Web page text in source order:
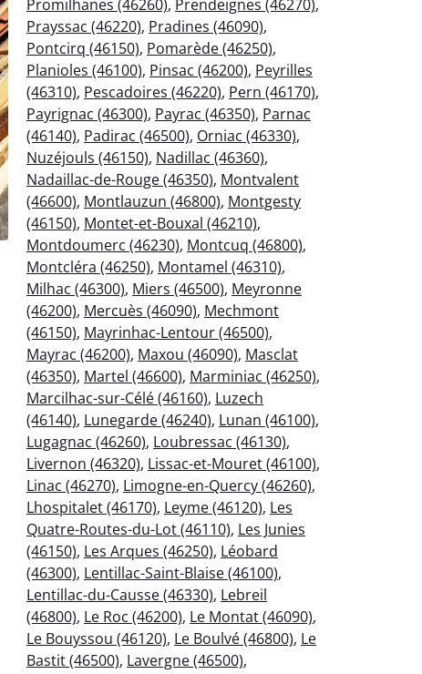
Promilhanes (46260), Prendeignes (46270),
Prayssac (46220), Pradines (46090),
Pontcirq (46150), Pomarède (46250),
Planioles (46100), Pinsac (46200), Peyrilles
(46310), Pescadoires (46220), Pern (46170),
Payrignac (46300), Payrac (46350), Parnac
(46140), Padirac (46500), Orniac (46330),
Nuzéjouls (46150), Nadillac (46360),
Nadaillac-de-Rouge (46350), Montvalent
(46600), Montlauzun (46800), Montgesty
(46150), Montet-et-Bouxal (46210),
Montdoumerc (46230), Montcuq (46800),
Montcléra (46250), Montamel (46310),
Milhac (46300), Miers (46500), Meyronne
(46200), Mercuès (46090), Mechmont
(46150), Mayrinhac-Lentour (46500),
Mayrac (46200), Maxou (46090), Masclat
(46350), Martel (46600), Marminiac (46250),
Marcilhac-sur-Célé (46160), Luzech
(46140), Lunegarde (46240), Lunan (46100),
Lugagnac (46260), Loubressac (46130),
Livernon (46320), Lissac-et-Mouret (46100),
Linac (46270), Limogne-en-Quercy (46260),
Lhospitalet (46170), Leyme (46120), Les
Quatre-Routes-du-Lot (46110), Les Junies
(46150), Les Arques (46250), Léobard
(46300), Lentillac-Saint-Blaise (46100),
Lentillac-du-Causse (46330), Lebreil
(46800), Le Roc (46200), Le Montat (46090),
Le Bouyssou (46120), Le Boulvé (46800), Le
Bastit (46500), Lavergne (46500),